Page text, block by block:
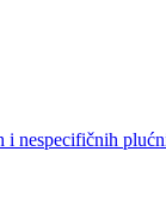
i nespecifičnih